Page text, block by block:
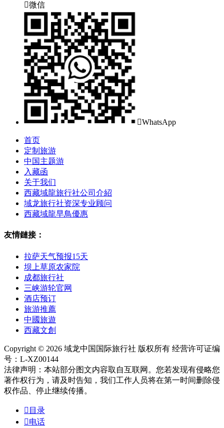
微信
WhatsApp
首页
定制旅游
中国主题游
入藏函
关于我们
西藏域龍旅行社公司介紹
域龙旅行社资深专业顾问
西藏域龍早鳥優惠
友情鏈接：
拉萨天气预报15天
坝上草原农家院
成都旅行社
三峡游轮官网
酒店预订
旅游推薦
中國旅遊
西藏文創
Copyright © 2026 域龙中国国际旅行社 版权所有 经营许可证编
号：L-XZ00144
法律声明：本站部分图文内容取自互联网。您若发现有侵略您
著作权行为，请及时告知，我们工作人员将在第一时间删除侵
权作品、停止继续传播。
 目录
电话